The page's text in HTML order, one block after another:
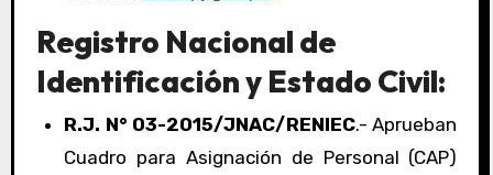
Registro Nacional de
Identificación y Estado Civil:
R.J. N° 03-2015/JNAC/RENIEC.- Aprueban
Cuadro para Asignación de Personal (CAP)